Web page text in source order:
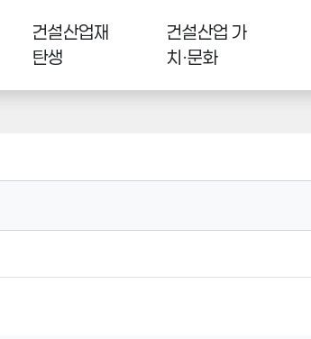
건설산업재
탄생
건설산업 가
치·문화